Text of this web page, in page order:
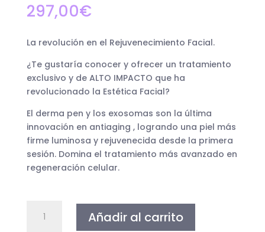
297,00€
La revolución en el Rejuvenecimiento Facial.
¿Te gustaría conocer y ofrecer un tratamiento
exclusivo y de ALTO IMPACTO que ha
revolucionado la Estética Facial?
El derma pen y los exosomas son la última
innovación en antiaging , logrando una piel más
firme luminosa y rejuvenecida desde la primera
sesión. Domina el tratamiento más avanzado en
regeneración celular.
DERMAPÉN
Añadir al carrito